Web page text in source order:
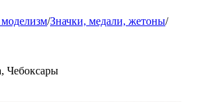
/Значки, медали, жетоны/
Чебоксары